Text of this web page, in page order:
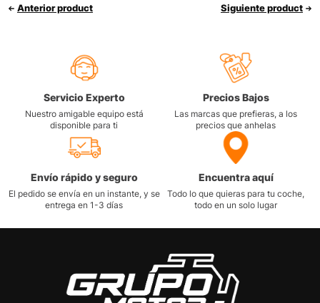
Anterior product Siguiente product
Servicio Experto
Nuestro amigable equipo está
disponible para ti
Precios Bajos
Las marcas que prefieras, a los
precios que anhelas
Envío rápido y seguro
El pedido se envía en un instante, y se
entrega en 1-3 días
Encuentra aquí
Todo lo que quieras para tu coche,
todo en un solo lugar